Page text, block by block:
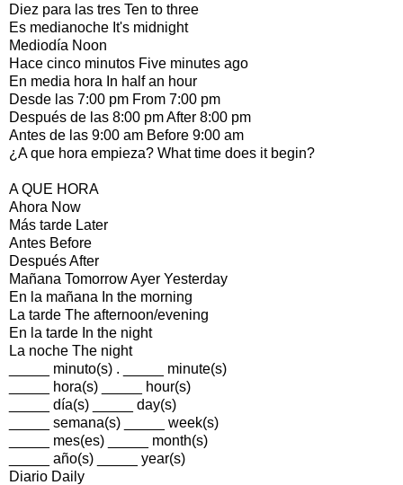
Diez para las tres Ten to three
Es medianoche It's midnight
Mediodía Noon
Hace cinco minutos Five minutes ago
En media hora In half an hour
Desde las 7:00 pm From 7:00 pm
Después de las 8:00 pm After 8:00 pm
Antes de las 9:00 am Before 9:00 am
¿A que hora empieza? What time does it begin?
A QUE HORA
Ahora Now
Más tarde Later
Antes Before
Después After
Mañana Tomorrow Ayer Yesterday
En la mañana In the morning
La tarde The afternoon/evening
En la tarde In the night
La noche The night
_____ minuto(s) . _____ minute(s)
_____ hora(s) _____ hour(s)
_____ día(s) _____ day(s)
_____ semana(s) _____ week(s)
_____ mes(es) _____ month(s)
_____ año(s) _____ year(s)
Diario Daily